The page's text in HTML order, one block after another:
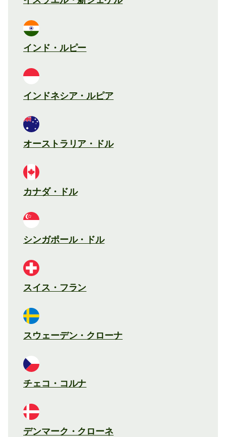
インド・ルピー
インドネシア・ルピア
オーストラリア・ドル
カナダ・ドル
シンガポール・ドル
スイス・フラン
スウェーデン・クローナ
チェコ・コルナ
デンマーク・クローネ